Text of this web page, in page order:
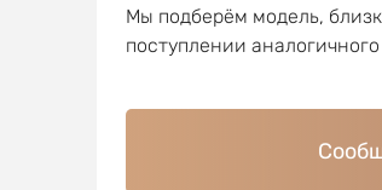
Мы подберём модель,
поступлении